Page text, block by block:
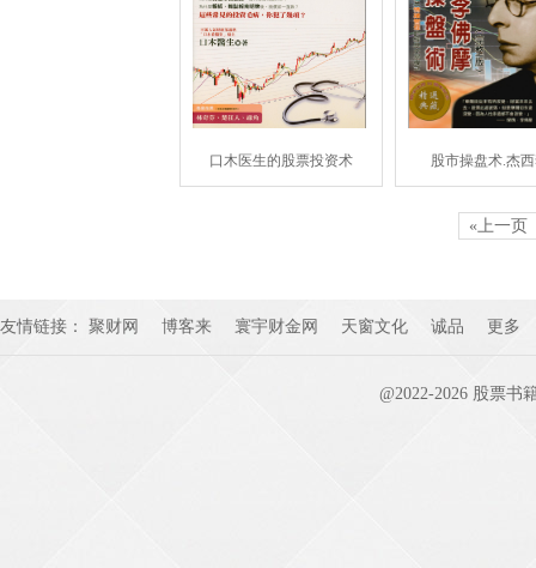
口木医生的股票投资术 股市操盘术.杰
«上一页
友情链接： 聚财网 博客来 寰宇财金网 天窗文化 诚品 更多
@2022-2026 股票书